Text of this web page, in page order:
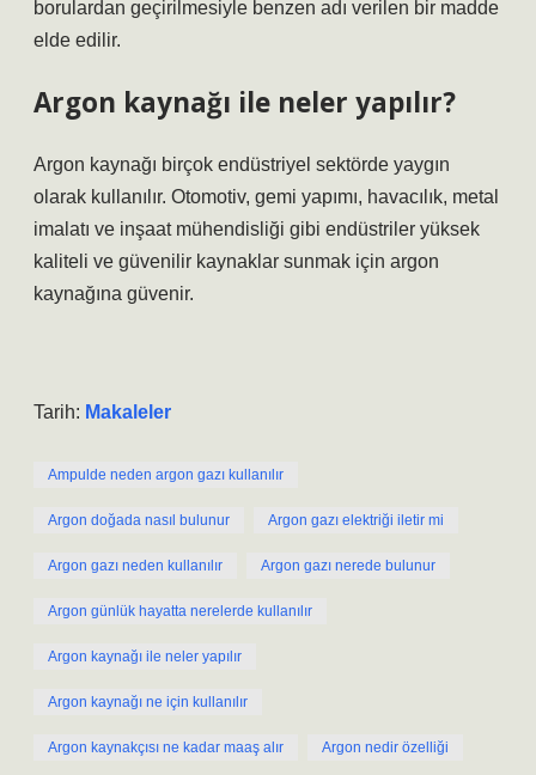
borulardan geçirilmesiyle benzen adı verilen bir madde
elde edilir.
Argon kaynağı ile neler yapılır?
Argon kaynağı birçok endüstriyel sektörde yaygın
olarak kullanılır. Otomotiv, gemi yapımı, havacılık, metal
imalatı ve inşaat mühendisliği gibi endüstriler yüksek
kaliteli ve güvenilir kaynaklar sunmak için argon
kaynağına güvenir.
Tarih: Makaleler
Ampulde neden argon gazı kullanılır
Argon doğada nasıl bulunur Argon gazı elektriği iletir mi
Argon gazı neden kullanılır Argon gazı nerede bulunur
Argon günlük hayatta nerelerde kullanılır
Argon kaynağı ile neler yapılır
Argon kaynağı ne için kullanılır
Argon kaynakçısı ne kadar maaş alır Argon nedir özelliği